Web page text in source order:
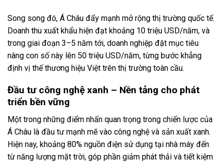
Song song đó, Á Châu đẩy mạnh mở rộng thị trường quốc tế.
Doanh thu xuất khẩu hiện đạt khoảng 10 triệu USD/năm, và
trong giai đoạn 3–5 năm tới, doanh nghiệp đặt mục tiêu
nâng con số này lên 50 triệu USD/năm, từng bước khẳng
định vị thế thương hiệu Việt trên thị trường toàn cầu.
Đầu tư công nghệ xanh – Nền tảng cho phát
triển bền vững
Một trong những điểm nhấn quan trọng trong chiến lược của
Á Châu là đầu tư mạnh mẽ vào công nghệ và sản xuất xanh.
Hiện nay, khoảng 80% nguồn điện sử dụng tại nhà máy đến
từ năng lượng mặt trời, góp phần giảm phát thải và tiết kiệm